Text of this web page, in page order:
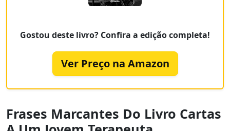
Gostou deste livro? Confira a edição completa!
Ver Preço na Amazon
Frases Marcantes Do Livro Cartas